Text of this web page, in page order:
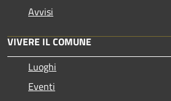
Avvisi
VIVERE IL COMUNE
Luoghi
Eventi